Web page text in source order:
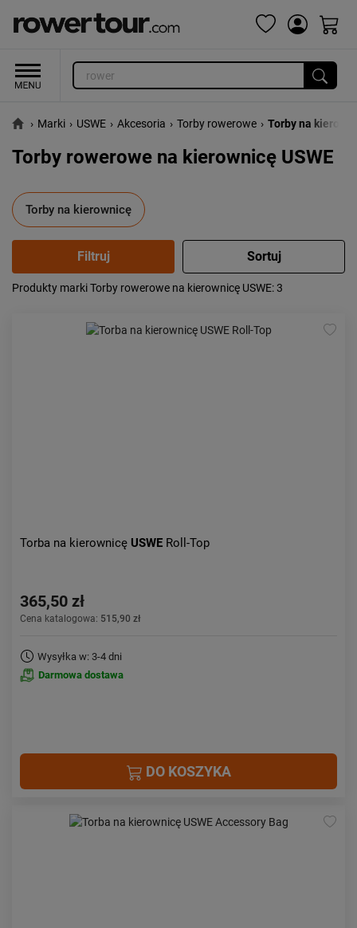
› Marki › USWE › Akcesoria › Torby rowerowe › Torby na
Torby rowerowe na kierownicę USWE
Torby na kierownicę
Popularność:
od najwyższej
Produkty marki Torby rowerowe na kierownicę USWE: 3
Torba na kierownicę USWE Roll-Top
365,50 zł
Cena katalogowa: 515,90 zł
Wysyłka w: 3-4 dni
Darmowa dostawa
DO KOSZYKA